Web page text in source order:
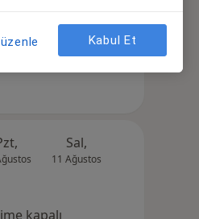
Sal,
11 Ağustos
kapalı
Kabul Et